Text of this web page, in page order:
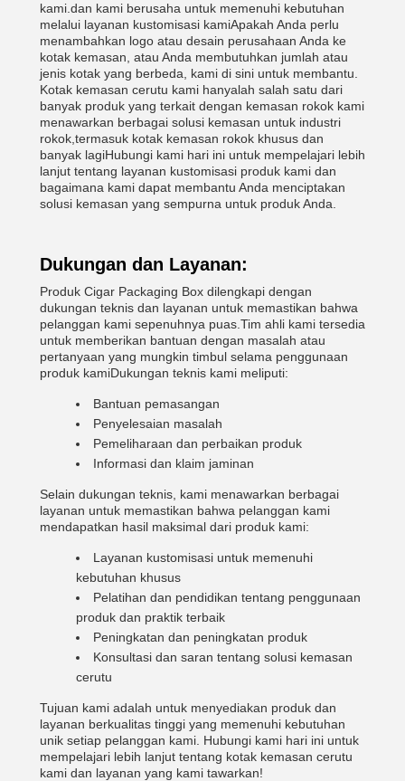
kami.dan kami berusaha untuk memenuhi kebutuhan
melalui layanan kustomisasi kamiApakah Anda perlu
menambahkan logo atau desain perusahaan Anda ke
kotak kemasan, atau Anda membutuhkan jumlah atau
jenis kotak yang berbeda, kami di sini untuk membantu.
Kotak kemasan cerutu kami hanyalah salah satu dari
banyak produk yang terkait dengan kemasan rokok kami
menawarkan berbagai solusi kemasan untuk industri
rokok,termasuk kotak kemasan rokok khusus dan
banyak lagiHubungi kami hari ini untuk mempelajari lebih
lanjut tentang layanan kustomisasi produk kami dan
bagaimana kami dapat membantu Anda menciptakan
solusi kemasan yang sempurna untuk produk Anda.
Dukungan dan Layanan:
Produk Cigar Packaging Box dilengkapi dengan
dukungan teknis dan layanan untuk memastikan bahwa
pelanggan kami sepenuhnya puas.Tim ahli kami tersedia
untuk memberikan bantuan dengan masalah atau
pertanyaan yang mungkin timbul selama penggunaan
produk kamiDukungan teknis kami meliputi:
Bantuan pemasangan
Penyelesaian masalah
Pemeliharaan dan perbaikan produk
Informasi dan klaim jaminan
Selain dukungan teknis, kami menawarkan berbagai
layanan untuk memastikan bahwa pelanggan kami
mendapatkan hasil maksimal dari produk kami:
Layanan kustomisasi untuk memenuhi
kebutuhan khusus
Pelatihan dan pendidikan tentang penggunaan
produk dan praktik terbaik
Peningkatan dan peningkatan produk
Konsultasi dan saran tentang solusi kemasan
cerutu
Tujuan kami adalah untuk menyediakan produk dan
layanan berkualitas tinggi yang memenuhi kebutuhan
unik setiap pelanggan kami. Hubungi kami hari ini untuk
mempelajari lebih lanjut tentang kotak kemasan cerutu
kami dan layanan yang kami tawarkan!